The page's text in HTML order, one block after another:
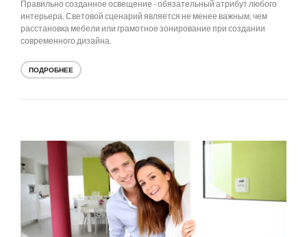
Правильно созданное освещение - обязательный атрибут любого
интерьера. Световой сценарий является не менее важным, чем
расстановка мебели или грамотное зонирование при создании
современного дизайна.
ПОДРОБНЕЕ